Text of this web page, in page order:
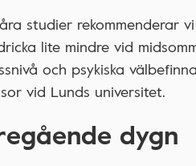
studier rekommenderar
lite mindre vid
och psykiska
vid Lunds universitet.
dygn